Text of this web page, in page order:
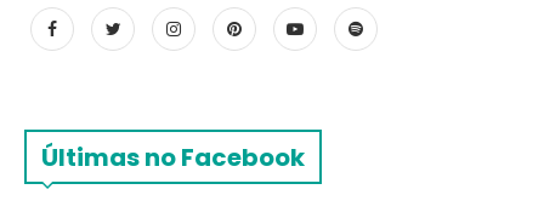
Últimas no Facebook